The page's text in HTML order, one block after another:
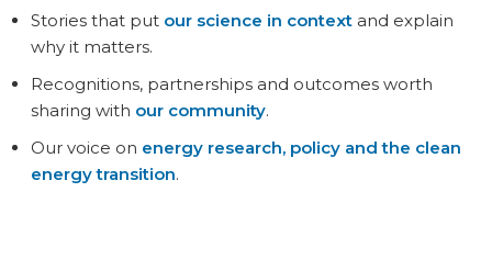
Stories that put our science in contextand explain
why it matters.
Recognitions, partnerships and outcomes worth
sharing with our community.
Our voice on energy research, policy and the clean
energy transition.